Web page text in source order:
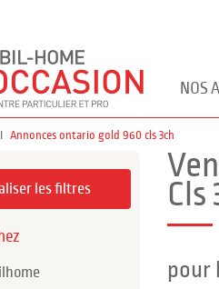
NOS
Annonces ontario gold 960 cls 3ch
les filtres
Cls
pour